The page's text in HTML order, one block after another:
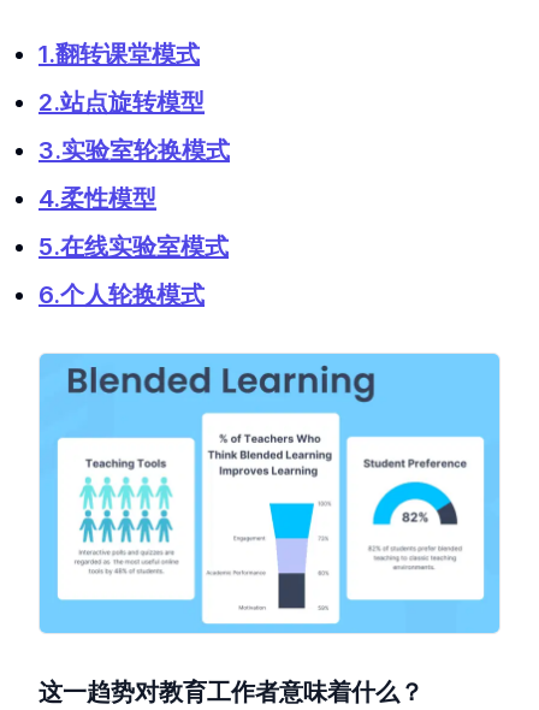
1.翻转课堂模式
2.站点旋转模型
3.实验室轮换模式
4.柔性模型
5.在线实验室模式
6.个人轮换模式
这一趋势对教育工作者意味着什么？